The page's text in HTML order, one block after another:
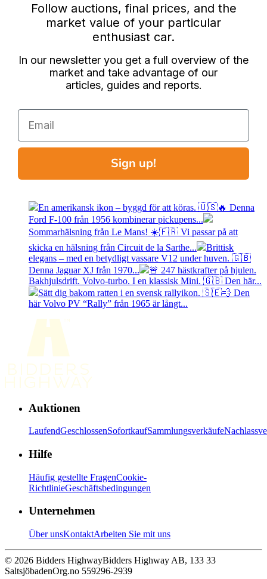
Follow auctions, final prices, and the
market value of your particular
enthusiast car.
In our newsletter you get a full overview of the
market and take advantage of our
articles, guides and reports.
Email
Sign up!
En amerikansk ikon – byggd för att köras. 🇺🇸🔥 Denna
Ford F-100 från 1956 kombinerar pickupens...
Sommarhälsning från Le Mans! ☀️🇫🇷 Vi passar på att
skicka en hälsning från Circuit de la Sarthe...
Brittisk
elegans – med en betydligt vassare V12 under huven. 🇬🇧
Denna Jaguar XJ från 1970...
🚨 247 hästkrafter på hjulen.
Bakhjulsdrift. Volvo-turbo. I en klassisk Mini. 🇬🇧 Den här...
Sätt dig bakom ratten i en svensk rallyikon. 🇸🇪💨 Den
här Volvo PV “Rally” från 1965 är långt...
Auktionen
LaufendGeschlossenSofortkaufSammlungsverkäufe
Hilfe
Häufig gestellte FragenCookie-
RichtlinieGeschäftsbedingungen
Unternehmen
Über unsKontaktArbeiten Sie mit uns
© 2026 Bidders HighwayBidders Highway AB, 133 33
SaltsjöbadenOrg.no 559296-2939